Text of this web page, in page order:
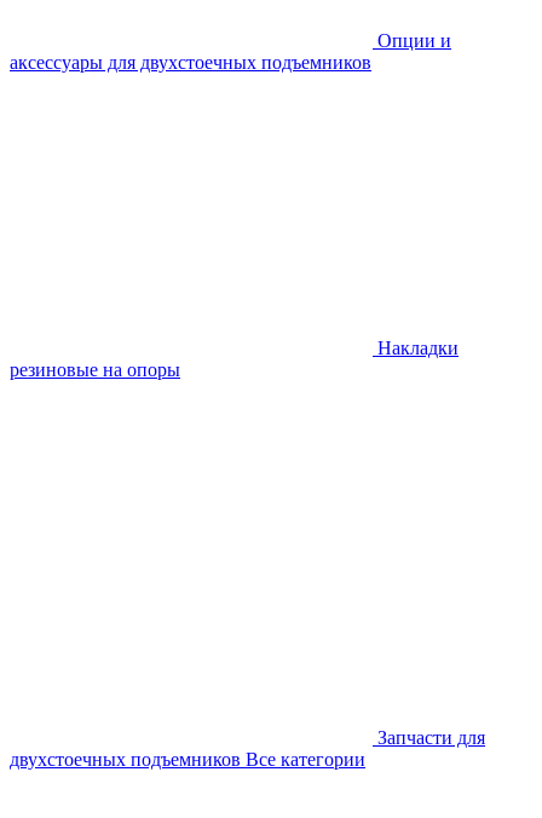
Опции и
аксессуары для двухстоечных подъемников
Накладки
резиновые на опоры
Запчасти для
двухстоечных подъемников Все категории